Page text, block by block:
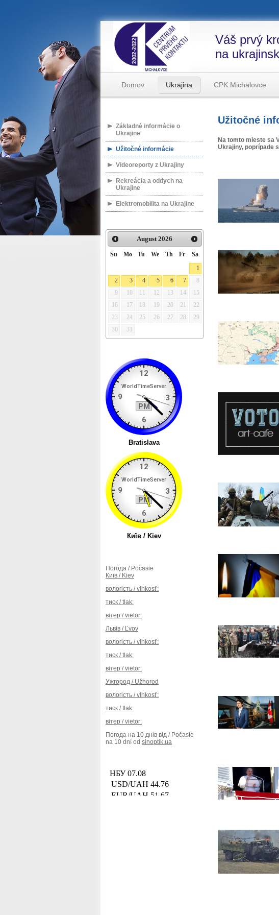
Váš prvý
na
Domov Ukrajina CPK Michalovce
Základné informácie o
Ukrajine
Užitočné informácie
Videoreporty z Ukrajiny
Rekreácia a oddych na
Ukrajine
Elektromobilita na Ukrajine
August 2026
Su Mo Tu We Th Fr
Sa
1
2
3 4 5 6 7
8
9
10 11 12 13 14
15
16
17 18 19 20 21
22
23
24 25 26 27 28
29
30
31
Погода / Počasie
Київ / Kiev
вологість / vlhkosť:
тиск / tlak:
вітер / vietor:
Львів / Ľvov
вологість / vlhkosť:
тиск / tlak:
вітер / vietor:
Ужгород / Užhorod
вологість / vlhkosť:
тиск / tlak:
вітер / vietor:
Погода на 10 днів від / Počasie
na 10 dní od sinoptik.ua
Užitočné
Na tomto mieste sa
Ukrajiny, poprípade